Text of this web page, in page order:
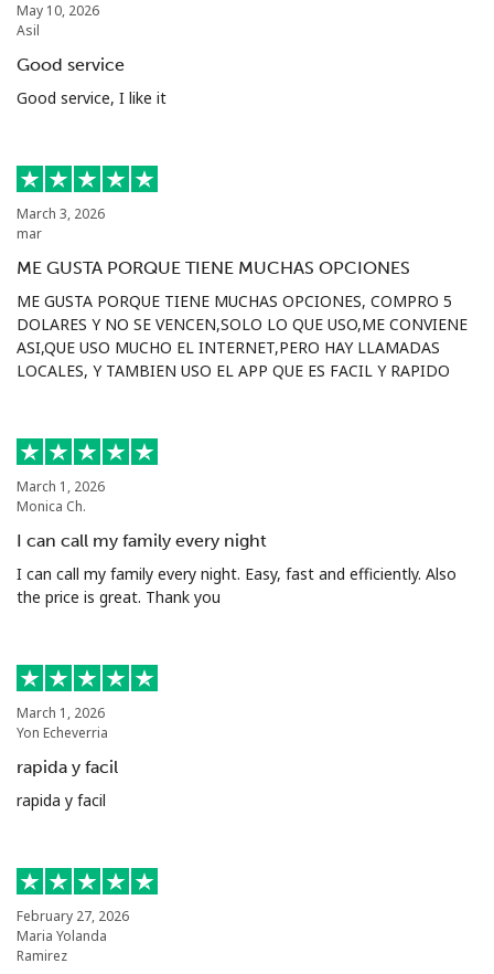
May 10, 2026
Asil
Good service
Good service, I like it
March 3, 2026
mar
ME GUSTA PORQUE TIENE MUCHAS OPCIONES
ME GUSTA PORQUE TIENE MUCHAS OPCIONES, COMPRO 5
DOLARES Y NO SE VENCEN,SOLO LO QUE USO,ME CONVIENE
ASI,QUE USO MUCHO EL INTERNET,PERO HAY LLAMADAS
LOCALES, Y TAMBIEN USO EL APP QUE ES FACIL Y RAPIDO
March 1, 2026
Monica Ch.
I can call my family every night
I can call my family every night. Easy, fast and efficiently. Also
the price is great. Thank you
March 1, 2026
Yon Echeverria
rapida y facil
rapida y facil
February 27, 2026
Maria Yolanda
Ramirez